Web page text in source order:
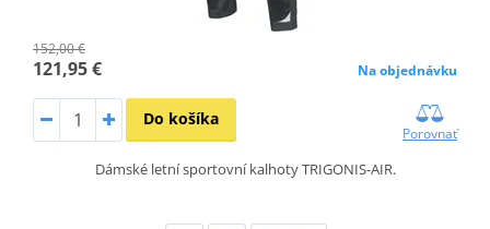
152,00 €
121,95 € Na objednávku
Do košíka
Porovnať
Dámské letní sportovní kalhoty TRIGONIS-AIR.